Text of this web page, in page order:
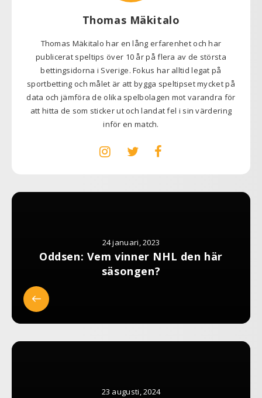
Thomas Mäkitalo
Thomas Mäkitalo har en lång erfarenhet och har
publicerat speltips över 10 år på flera av de största
bettingsidorna i Sverige. Fokus har alltid legat på
sportbetting och målet är att bygga speltipset mycket på
data och jämföra de olika spelbolagen mot varandra för
att hitta de som sticker ut och landat fel i sin värdering
inför en match.
24 januari, 2023
Oddsen: Vem vinner NHL den här
säsongen?
23 augusti, 2024